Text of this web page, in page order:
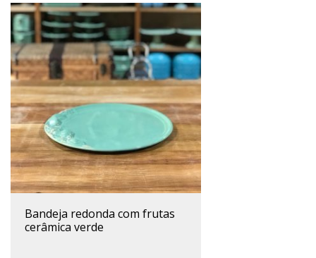
bandeja redonda com frutas
cerâmica verde